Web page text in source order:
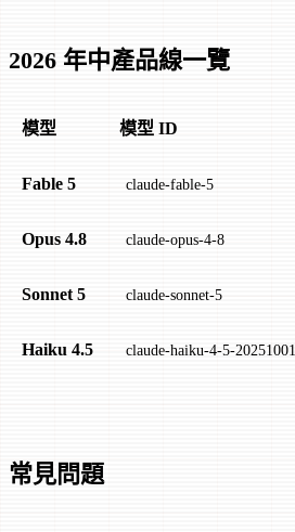
2026 年中產品線一覽
模型 模型 ID
Fable 5 claude-fable-5
Opus 4.8 claude-opus-4-8
Sonnet 5 claude-sonnet-5
Haiku 4.5 claude-haiku-4-5-20251001
常見問題